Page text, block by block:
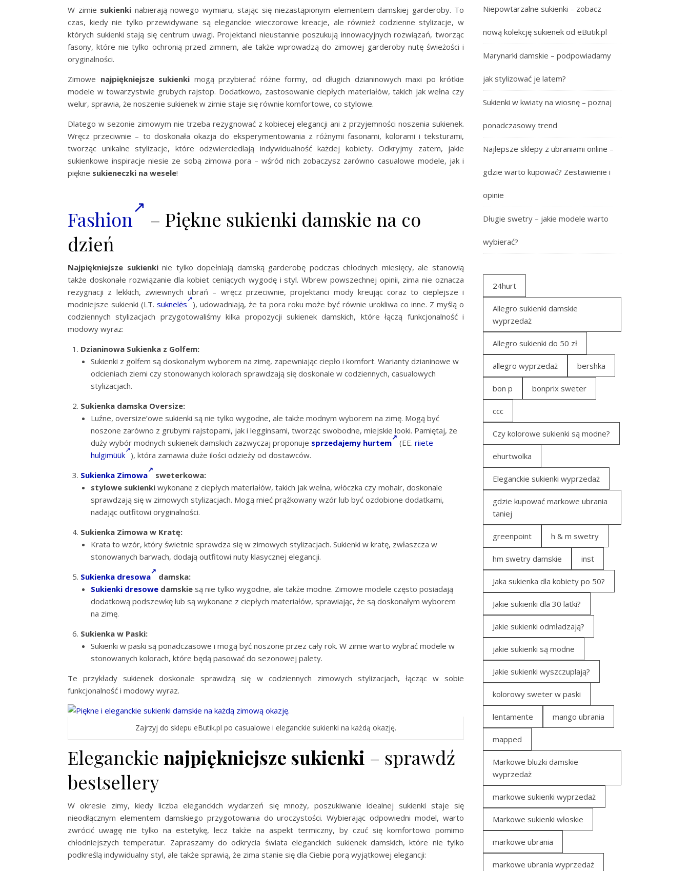
W zimie sukienki nabierają nowego wymiaru, stając się niezastąpionym elementem damskiej garderoby. To
czas, kiedy nie tylko przewidywane są eleganckie wieczorowe kreacje, ale również codzienne stylizacje, w
których sukienki stają się centrum uwagi. Projektanci nieustannie poszukują innowacyjnych rozwiązań, tworząc
fasony, które nie tylko ochronią przed zimnem, ale także wprowadzą do zimowej garderoby nutę świeżości i
oryginalności.
Zimowe najpiękniejsze sukienki mogą przybierać różne formy, od długich dzianinowych maxi po krótkie
modele w towarzystwie grubych rajstop. Dodatkowo, zastosowanie ciepłych materiałów, takich jak wełna czy
welur, sprawia, że noszenie sukienek w zimie staje się równie komfortowe, co stylowe.
Dlatego w sezonie zimowym nie trzeba rezygnować z kobiecej elegancji ani z przyjemności noszenia sukienek.
Wręcz przeciwnie – to doskonała okazja do eksperymentowania z różnymi fasonami, kolorami i teksturami,
tworząc unikalne stylizacje, które odzwierciedlają indywidualność każdej kobiety. Odkryjmy zatem, jakie
sukienkowe inspiracje niesie ze sobą zimowa pora – wśród nich zobaczysz zarówno casualowe modele, jak i
piękne sukieneczki na wesele!
Fashion
– Piękne sukienki damskie na co
dzień
Najpiękniejsze sukienkinie tylko dopełniają damską garderobę podczas chłodnych miesięcy, ale stanowią
także doskonałe rozwiązanie dla kobiet ceniących wygodę i styl. Wbrew powszechnej opinii, zima nie oznacza
rezygnacji z lekkich, zwiewnych ubrań – wręcz przeciwnie, projektanci mody kreując coraz to cieplejsze i
modniejsze sukienki (LT. suknelės
), udowadniają, że ta pora roku może być równie urokliwa co inne. Z myślą o
codziennych stylizacjach przygotowaliśmy kilka propozycji sukienek damskich, które łączą funkcjonalność i
modowy wyraz:
Dzianinowa Sukienka z Golfem:
Sukienki z golfem są doskonałym wyborem na zimę, zapewniając ciepło i komfort. Warianty dzianinowe w
odcieniach ziemi czy stonowanych kolorach sprawdzają się doskonale w codziennych, casualowych
stylizacjach.
Sukienka damska Oversize:
Luźne, oversize’owe sukienki są nie tylko wygodne, ale także modnym wyborem na zimę. Mogą być
noszone zarówno z grubymi rajstopami, jak i legginsami, tworząc swobodne, miejskie looki. Pamiętaj, że
duży wybór modnych sukienek damskich zazwyczaj proponuje sprzedajemy hurtem (EE. riiete
hulgimüük ), która zamawia duże ilości odzieży od dostawców.
Sukienka Zimowa
sweterkowa:
stylowe sukienki wykonane z ciepłych materiałów, takich jak wełna, włóczka czy mohair, doskonale
sprawdzają się w zimowych stylizacjach. Mogą mieć prążkowany wzór lub być ozdobione dodatkami,
nadając outfitowi oryginalności.
Sukienka Zimowa w Kratę:
Krata to wzór, który świetnie sprawdza się w zimowych stylizacjach. Sukienki w kratę, zwłaszcza w
stonowanych barwach, dodają outfitowi nuty klasycznej elegancji.
Sukienka dresowa
damska:
Sukienki dresowe damskie są nie tylko wygodne, ale także modne. Zimowe modele często posiadają
dodatkową podszewkę lub są wykonane z ciepłych materiałów, sprawiając, że są doskonałym wyborem
na zimę.
Sukienka w Paski:
Sukienki w paski są ponadczasowe i mogą być noszone przez cały rok. W zimie warto wybrać modele w
stonowanych kolorach, które będą pasować do sezonowej palety.
Te przykłady sukienek doskonale sprawdzą się w codziennych zimowych stylizacjach, łącząc w sobie
funkcjonalność i modowy wyraz.
Zajrzyj do sklepu eButik.pl po casualowe i eleganckie sukienki na każdą okazję.
Eleganckie najpiękniejsze sukienki – sprawdź
bestsellery
W okresie zimy, kiedy liczba eleganckich wydarzeń się mnoży, poszukiwanie idealnej sukienki staje się
nieodłącznym elementem damskiego przygotowania do uroczystości. Wybierając odpowiedni model, warto
zwrócić uwagę nie tylko na estetykę, lecz także na aspekt termiczny, by czuć się komfortowo pomimo
chłodniejszych temperatur. Zapraszamy do odkrycia świata eleganckich sukienek damskich, które nie tylko
podkreślą indywidualny styl, ale także sprawią, że zima stanie się dla Ciebie porą wyjątkowej elegancji:
Niepowtarzalne sukienki – zobacz
nową kolekcję sukienek od eButik.pl
Marynarki damskie – podpowiadamy
jak stylizować je latem?
Sukienki w kwiaty na wiosnę – poznaj
ponadczasowy trend
Najlepsze sklepy z ubraniami online –
gdzie warto kupować? Zestawienie i
opinie
Długie swetry – jakie modele warto
wybierać?
24hurt
Allegro sukienki damskie
wyprzedaż
Allegro sukienki do 50 zł
allegro wyprzedaż bershka
bon p bonprix sweter
ccc
Czy kolorowe sukienki są modne?
ehurtwolka
Eleganckie sukienki wyprzedaż
gdzie kupować markowe ubrania
taniej
greenpoint h & m swetry
hm swetry damskie inst
Jaka sukienka dla kobiety po 50?
Jakie sukienki dla 30 latki?
Jakie sukienki odmładzają?
jakie sukienki są modne
Jakie sukienki wyszczuplają?
kolorowy sweter w paski
lentamente mango ubrania
mapped
Markowe bluzki damskie
wyprzedaż
markowe sukienki wyprzedaż
Markowe sukienki włoskie
markowe ubrania
markowe ubrania wyprzedaż